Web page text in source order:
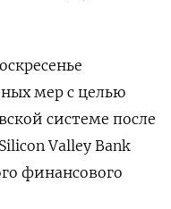
мер с целью
системе после
Valley Bank
финансового